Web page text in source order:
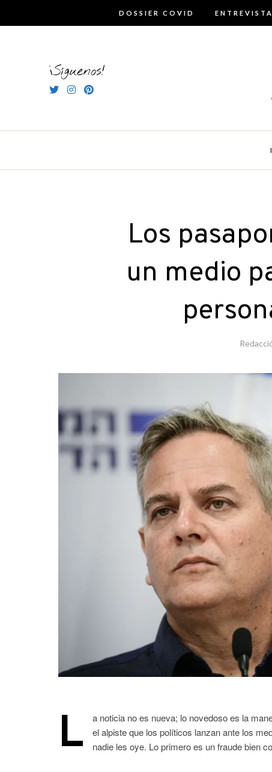
DOSSIER COVID
¡Síguenos!
Los
un medio
L
a noticia no es nueva; lo novedoso es la
el alpiste que los políticos lanzan ante los
nadie les oye. Lo primero es un fraude bien